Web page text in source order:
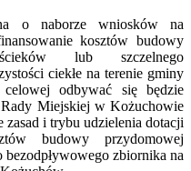
o naborze wniosków na
kosztów budowy
lub szczelnego
ciekłe na terenie gminy
odbywać się będzie
Miejskiej w Kożuchowie
i trybu udzielenia dotacji
budowy przydomowej
zbiornika na